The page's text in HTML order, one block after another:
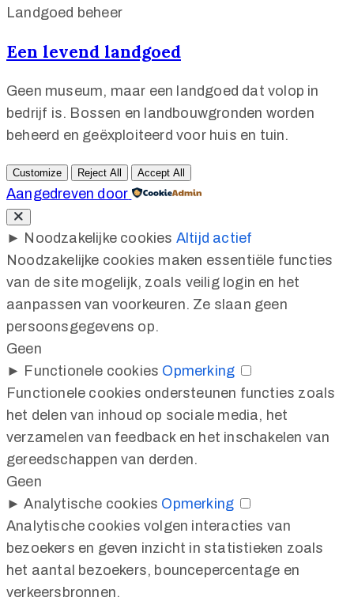
Landgoed beheer
Een levend landgoed
Geen museum, maar een landgoed dat volop in
bedrijf is. Bossen en landbouwgronden worden
beheerd en geëxploiteerd voor huis en tuin.
Customize Reject All Accept All
Aangedreven door
► Noodzakelijke cookies Altijd actief
Noodzakelijke cookies maken essentiële functies
van de site mogelijk, zoals veilig login en het
aanpassen van voorkeuren. Ze slaan geen
persoonsgegevens op.
Geen
► Functionele cookies Opmerking
Functionele cookies ondersteunen functies zoals
het delen van inhoud op sociale media, het
verzamelen van feedback en het inschakelen van
gereedschappen van derden.
Geen
► Analytische cookies Opmerking
Analytische cookies volgen interacties van
bezoekers en geven inzicht in statistieken zoals
het aantal bezoekers, bouncepercentage en
verkeersbronnen.